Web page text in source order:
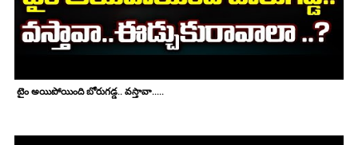
టైం అయిపోయింది బోరుగడ్డ.. వస్తావా.....